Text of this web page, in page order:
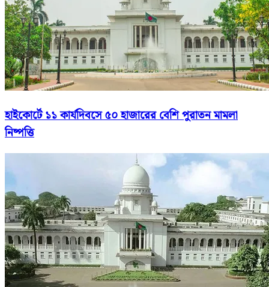
হাইকোর্টে ১১ কার্যদিবসে ৫০ হাজারের বেশি পুরাতন মামলা
নিষ্পত্তি